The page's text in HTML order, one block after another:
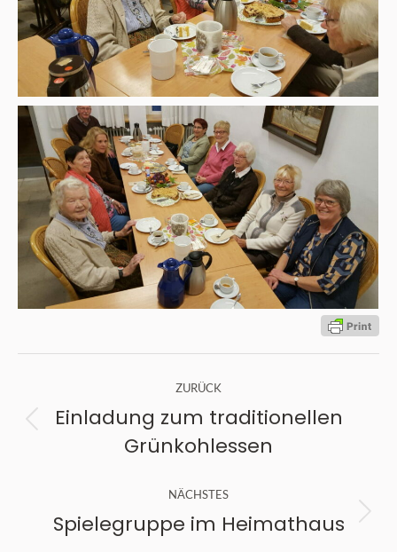
ZURÜCK
Beitrag:
Einladung zum traditionellen
Grünkohlessen
NÄCHSTES
Nächster
Spielegruppe im Heimathaus